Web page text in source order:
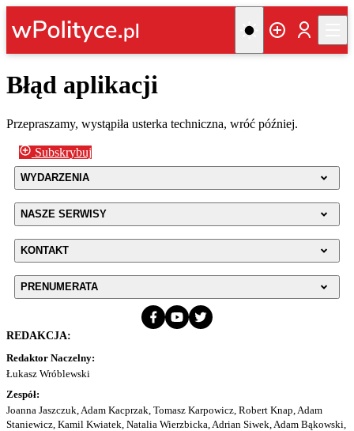
Błąd aplikacji
Przepraszamy, wystąpiła usterka techniczna, wróć później.
Subskrybuj
WYDARZENIA
NASZE SERWISY
KONTAKT
PRENUMERATA
REDAKCJA:
Redaktor Naczelny:
Łukasz Wróblewski
Zespół:
Joanna Jaszczuk, Adam Kacprzak, Tomasz Karpowicz, Robert Knap, Adam
Staniewicz, Kamil Kwiatek, Natalia Wierzbicka, Adrian Siwek, Adam Bąkowski,